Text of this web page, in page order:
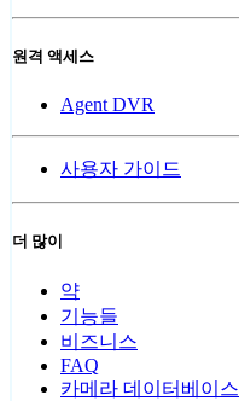
원격 액세스
Agent DVR
사용자 가이드
더 많이
약
기능들
비즈니스
FAQ
카메라 데이터베이스